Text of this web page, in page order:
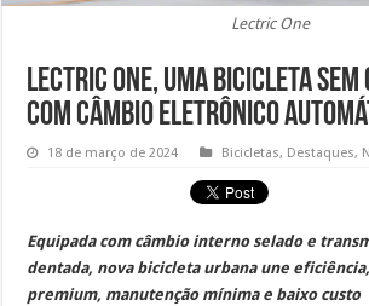
Lectric One
Lectric One, uma bicicleta
com câmbio eletrônico
18 de março de 2024 Bicicletas, Destaques,
Equipada com câmbio interno selado e
dentada, nova bicicleta urbana une
premium, manutenção mínima e baixo custo